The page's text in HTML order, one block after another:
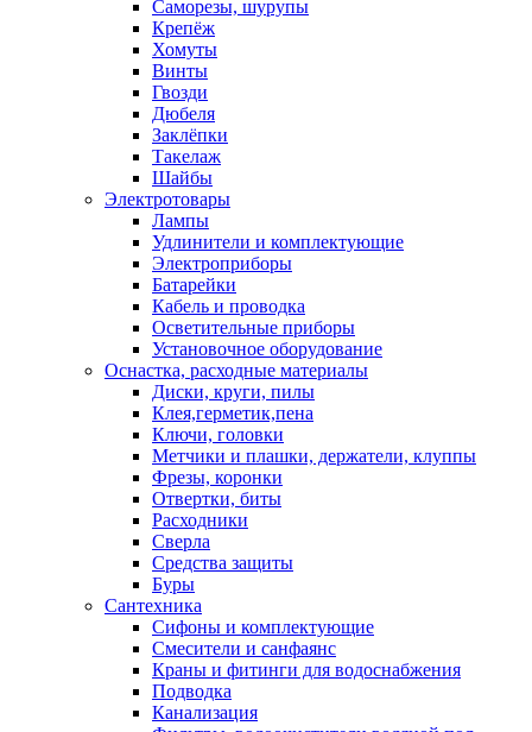
Саморезы, шурупы
Крепёж
Хомуты
Винты
Гвозди
Дюбеля
Заклёпки
Такелаж
Шайбы
Электротовары
Лампы
Удлинители и комплектующие
Электроприборы
Батарейки
Кабель и проводка
Осветительные приборы
Установочное оборудование
Оснастка, расходные материалы
Диски, круги, пилы
Клея,герметик,пена
Ключи, головки
Метчики и плашки, держатели, клуппы
Фрезы, коронки
Отвертки, биты
Расходники
Сверла
Средства защиты
Буры
Сантехника
Сифоны и комплектующие
Смесители и санфаянс
Краны и фитинги для водоснабжения
Подводка
Канализация